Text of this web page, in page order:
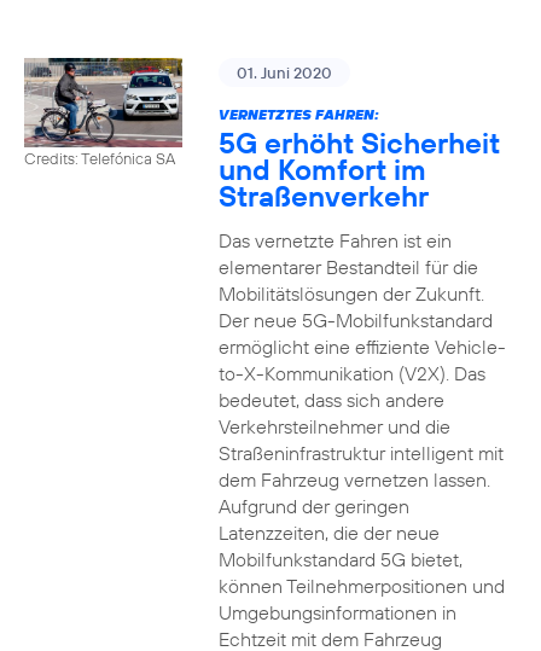
Credits: Telefónica SA
01. Juni 2020
VERNETZTES FAHREN:
5G erhöht Sicherheit
und Komfort im
Straßenverkehr
Das vernetzte Fahren ist ein
elementarer Bestandteil für die
Mobilitätslösungen der Zukunft.
Der neue 5G-Mobilfunkstandard
ermöglicht eine effiziente Vehicle-
to-X-Kommunikation (V2X). Das
bedeutet, dass sich andere
Verkehrsteilnehmer und die
Straßeninfrastruktur intelligent mit
dem Fahrzeug vernetzen lassen.
Aufgrund der geringen
Latenzzeiten, die der neue
Mobilfunkstandard 5G bietet,
können Teilnehmerpositionen und
Umgebungsinformationen in
Echtzeit mit dem Fahrzeug